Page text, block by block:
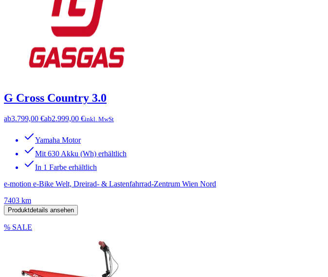
G Cross Country 3.0
ab3.799,00 €ab2.999,00 €inkl. MwSt
Yamaha Motor
Mit 630 Akku (Wh) erhältlich
In 1 Farbe erhältlich
e-motion e-Bike Welt, Dreirad- & Lastenfahrrad-Zentrum Wien Nord
7403 km
Produktdetails ansehen
% SALE